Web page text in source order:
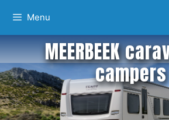
naar
de
inhoud
Menu
MEERBEEK
campers